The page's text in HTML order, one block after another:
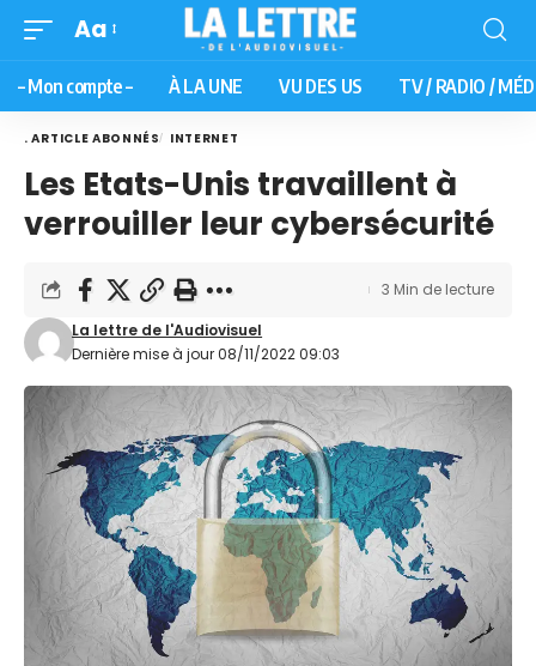
Aa
– Mon compte – À LA UNE VU DES US TV / RADIO /
. ARTICLE ABONNÉS INTERNET
Les Etats-Unis travaillent à
verrouiller leur cybersécurité
Dernière mise à jour 08/11/2022 09:03
La lettre de l'Audiovisuel
3 Min de lecture